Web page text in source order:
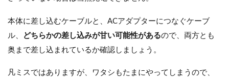
本体に差し込むケーブルと、ACアダプターにつなぐケーブ
ル、
どちらかの差し込みが甘い可能性があるので、両方とも
奥まで差し込まれているか確認しましょう。
凡ミスではありますが、ワタシもたまにやってしまうので、